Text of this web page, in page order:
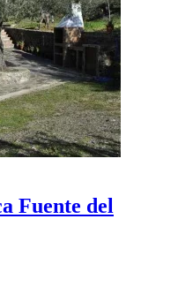
Fuente del